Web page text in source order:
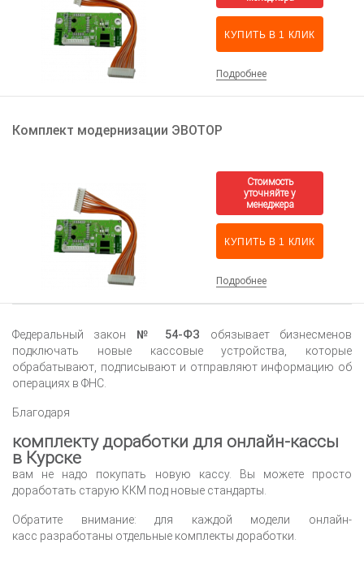
КУПИТЬ В 1 КЛИК
Подробнее
Комплект модернизации ЭВОТОР
КУПИТЬ В 1 КЛИК
Подробнее
Федеральный закон № 54-ФЗ обязывает бизнесменов
подключать новые кассовые устройства, которые
обрабатывают, подписывают и отправляют информацию об
операциях в ФНС.
Благодаря
комплекту доработки для онлайн-кассы
в Курске
вам не надо покупать новую кассу. Вы можете просто
доработать старую ККМ под новые стандарты.
Обратите внимание: для каждой модели онлайн-
касс разработаны отдельные комплекты доработки.